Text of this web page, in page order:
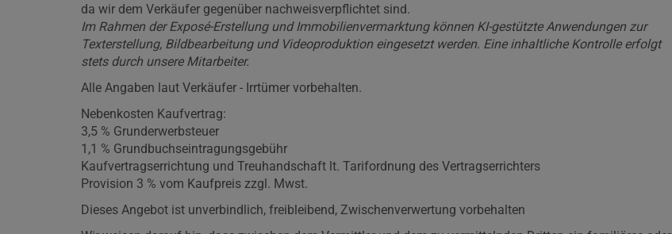
da wir dem Verkäufer gegenüber nachweisverpflichtet sind.
Im Rahmen der Exposé-Erstellung und Immobilienvermarktung können KI-gestützte Anwendungen zur
Texterstellung, Bildbearbeitung und Videoproduktion eingesetzt werden. Eine inhaltliche Kontrolle erfolgt
stets durch unsere Mitarbeiter.
Alle Angaben laut Verkäufer - Irrtümer vorbehalten.
Nebenkosten Kaufvertrag:
3,5 % Grunderwerbsteuer
1,1 % Grundbuchseintragungsgebühr
Kaufvertragserrichtung und Treuhandschaft lt. Tarifordnung des Vertragserrichters
Provision 3 % vom Kaufpreis zzgl. Mwst.
Dieses Angebot ist unverbindlich, freibleibend, Zwischenverwertung vorbehalten